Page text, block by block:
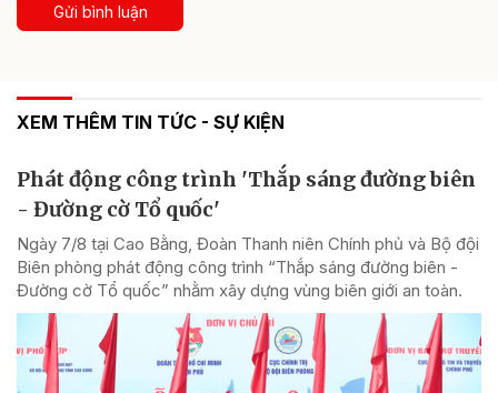
Gửi bình luận
XEM THÊM TIN TỨC - SỰ KIỆN
Phát động công trình 'Thắp sáng đường biên
- Đường cờ Tổ quốc'
Ngày 7/8 tại Cao Bằng, Đoàn Thanh niên Chính phủ và Bộ đội
Biên phòng phát động công trình “Thắp sáng đường biên -
Đường cờ Tổ quốc” nhằm xây dựng vùng biên giới an toàn.